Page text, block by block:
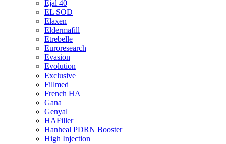
Ejal 40
EL SOD
Elaxen
Eldermafill
Etrebelle
Euroresearch
Evasion
Evolution
Exclusive
Fillmed
French HA
Gana
Genyal
HAFiller
Hanheal PDRN Booster
High Injection